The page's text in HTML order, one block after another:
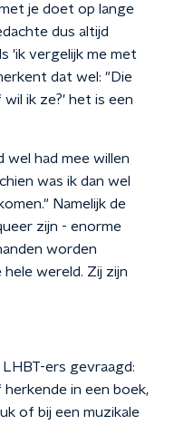
je doet op lange
dus altijd
'ik vergelijk me met
dat wel: "Die
ik ze?' het is een
wel had mee willen
was ik dan wel
Namelijk de
zijn - enorme
worden
wereld. Zij zijn
ers gevraagd:
in een boek,
of bij een muzikale